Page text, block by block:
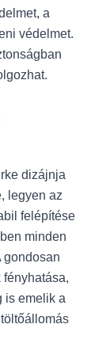
a
védelmet.
dizájnja
legyen az
felépítése
minden
gondosan
fényhatása,
is emelik a